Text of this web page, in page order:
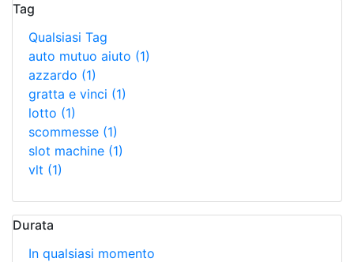
Tag
Qualsiasi Tag
auto mutuo aiuto (1)
azzardo (1)
gratta e vinci (1)
lotto (1)
scommesse (1)
slot machine (1)
vlt (1)
Durata
In qualsiasi momento